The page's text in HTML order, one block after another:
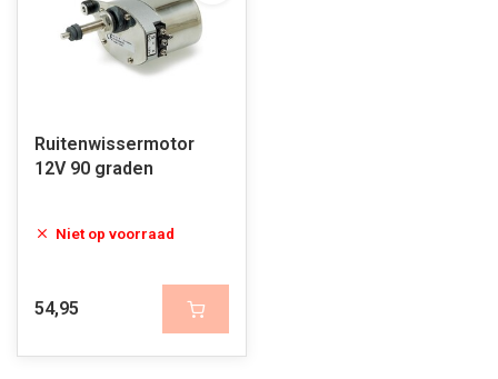
Ruitenwissermotor
12V 90 graden
Niet op voorraad
54,95